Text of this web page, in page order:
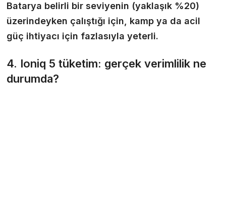
Batarya belirli bir seviyenin (yaklaşık %20)
üzerindeyken çalıştığı için, kamp ya da acil
güç ihtiyacı için fazlasıyla yeterli.
4. Ioniq 5 tüketim: gerçek verimlilik ne
durumda?